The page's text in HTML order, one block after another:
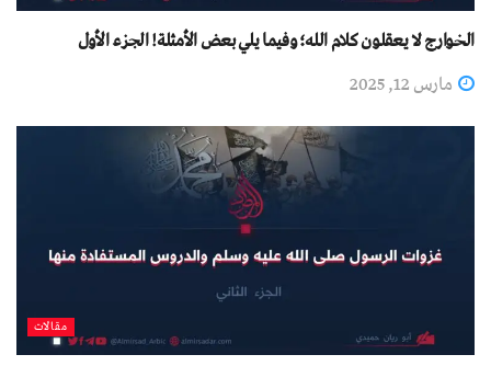
الخوارج لا يعقلون كلام الله؛ وفيما يلي بعض الأمثلة! الجزء الأول
مارس 12, 2025
مقالات